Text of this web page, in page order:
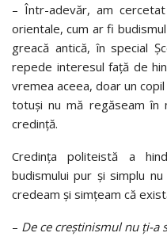
– Într-adevăr, am
orientale, cum ar fi
greacă antică, în special
repede interesul față de
vremea aceea, doar un
totuși nu mă regăseam în
credință.
Credința politeistă a
budismului pur și simplu
credeam și simțeam că
– De ce creștinismul nu ți-a